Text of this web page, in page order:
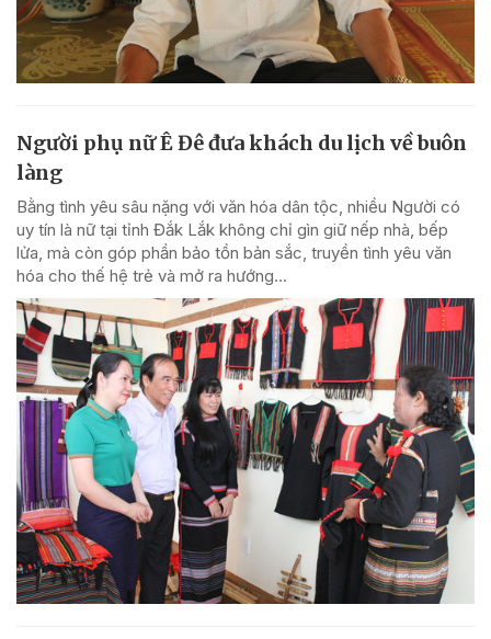
Người phụ nữ Ê Đê đưa khách du lịch về buôn
làng
Bằng tình yêu sâu nặng với văn hóa dân tộc, nhiều Người có
uy tín là nữ tại tỉnh Đắk Lắk không chỉ gìn giữ nếp nhà, bếp
lửa, mà còn góp phần bảo tồn bản sắc, truyền tình yêu văn
hóa cho thế hệ trẻ và mở ra hướng...